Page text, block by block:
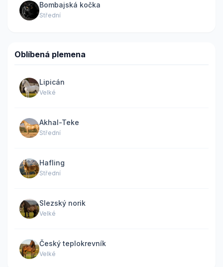
Bombajská kočka
Střední
Oblíbená plemena
Lipicán
Velké
Akhal-Teke
Střední
Hafling
Střední
Slezský norik
Velké
Český teplokrevník
Velké